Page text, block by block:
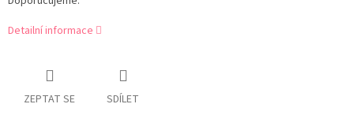
Detailní informace
ZEPTAT SE SDÍLET